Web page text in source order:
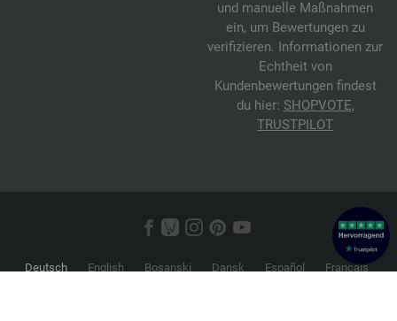
und manuelle Maßnahmen
ein, um Bewertungen zu
verifizieren. Informationen zur
Echtheit von
Kundenbewertungen findest
du hier: SHOPVOTE,
TRUSTPILOT
Deutsch English Bosanski Dansk Español
Français